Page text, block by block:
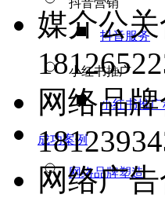
抖音营销
抖音服务
小红书推广
小红书推
成功案例
网络品牌塑造
媒介公
网络品
网络广